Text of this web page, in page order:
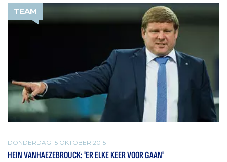
TEAM
DONDERDAG 15 OKTOBER 2015
HEIN VANHAEZEBROUCK: 'ER ELKE KEER VOOR GAAN'